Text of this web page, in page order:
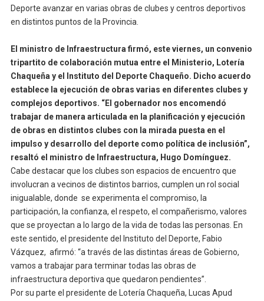
Deporte avanzar en varias obras de clubes y centros deportivos
en distintos puntos de la Provincia.
El ministro de Infraestructura firmó, este viernes, un convenio
tripartito de colaboración mutua entre el Ministerio, Lotería
Chaqueña y el Instituto del Deporte Chaqueño. Dicho acuerdo
establece la ejecución de obras varias en diferentes clubes y
complejos deportivos. “El gobernador nos encomendó
trabajar de manera articulada en la planificación y ejecución
de obras en distintos clubes con la mirada puesta en el
impulso y desarrollo del deporte como política de inclusión”,
resaltó el ministro de Infraestructura, Hugo Domínguez.
Cabe destacar que los clubes son espacios de encuentro que
involucran a vecinos de distintos barrios, cumplen un rol social
inigualable, donde se experimenta el compromiso, la
participación, la confianza, el respeto, el compañerismo, valores
que se proyectan a lo largo de la vida de todas las personas. En
este sentido, el presidente del Instituto del Deporte, Fabio
Vázquez, afirmó: “a través de las distintas áreas de Gobierno,
vamos a trabajar para terminar todas las obras de
infraestructura deportiva que quedaron pendientes”.
Por su parte el presidente de Lotería Chaqueña, Lucas Apud